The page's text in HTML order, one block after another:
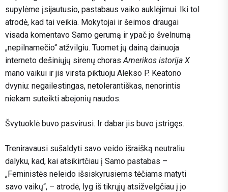
supylėme įsijautusio, pastabaus vaiko auklėjimui. Iki tol
atrodė, kad tai veikia. Mokytojai ir šeimos draugai
visada komentavo Samo gerumą ir ypač jo švelnumą
„nepilnamečio“ atžvilgiu. Tuomet jų dainą dainuoja
interneto dešiniųjų sirenų chorasAmerikos istorija X
mano vaikui ir jis virsta piktuoju Alekso P. Keatono
dvyniu: negailestingas, netolerantiškas, nenorintis
niekam suteikti abejonių naudos.
Švytuoklė buvo pasvirusi. Ir dabar jis buvo įstrigęs.
Treniravausi sušaldyti savo veido išraišką neutraliu
dalyku, kad, kai atsikirtčiau į Samo pastabas –
„Feministės neleido išsiskyrusiems tėčiams matyti
savo vaikų“, – atrodė, lyg iš tikrųjų atsižvelgčiau į jo